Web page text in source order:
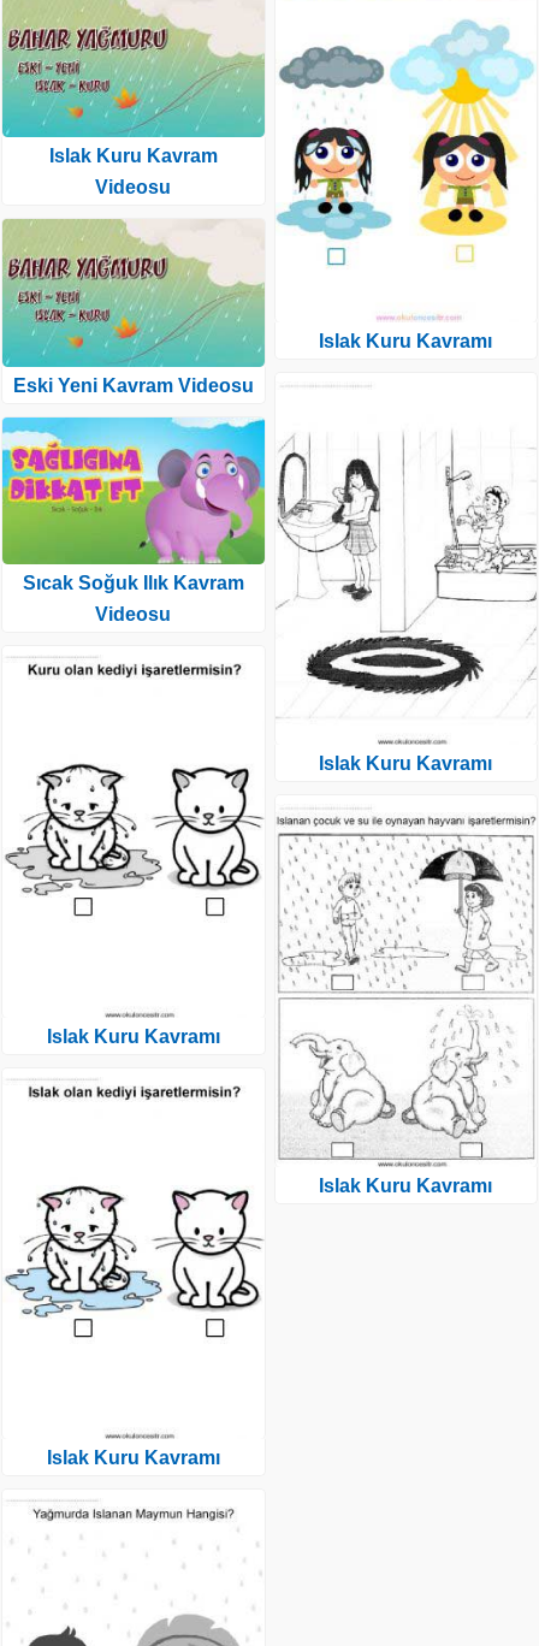
Islak Kuru Kavram
Videosu
Eski Yeni Kavram Videosu
Sıcak Soğuk Ilık Kavram
Videosu
Islak Kuru Kavramı
Islak Kuru Kavramı
Islak Kuru Kavramı
Islak Kuru Kavramı
Islak Kuru Kavramı